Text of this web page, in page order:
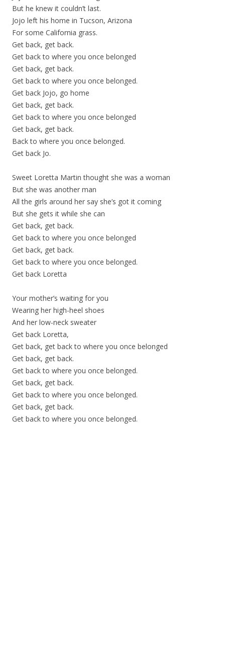
But he knew it couldn’t last.
Jojo left his home in Tucson, Arizona
For some California grass.
Get back, get back.
Get back to where you once belonged
Get back, get back.
Get back to where you once belonged.
Get back Jojo, go home
Get back, get back.
Get back to where you once belonged
Get back, get back.
Back to where you once belonged.
Get back Jo.
Sweet Loretta Martin thought she was a woman
But she was another man
All the girls around her say she’s got it coming
But she gets it while she can
Get back, get back.
Get back to where you once belonged
Get back, get back.
Get back to where you once belonged.
Get back Loretta
Your mother’s waiting for you
Wearing her high-heel shoes
And her low-neck sweater
Get back Loretta,
Get back, get back to where you once belonged
Get back, get back.
Get back to where you once belonged.
Get back, get back.
Get back to where you once belonged.
Get back, get back.
Get back to where you once belonged.